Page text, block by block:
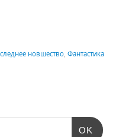
новшество, Фантастика
OK